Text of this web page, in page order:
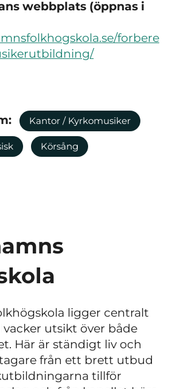
webbplats (öppnas i
forbere
Kantor / Kyrkomusiker
Körsång
ligger centralt
utsikt över både
Här är ständigt liv och
från ett brett utbud
tillför